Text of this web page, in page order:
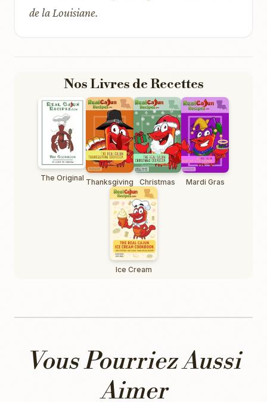
de la Louisiane.
Nos Livres de Recettes
The Original Thanksgiving Christmas Mardi Gras
Ice Cream
Vous Pourriez Aussi
Aimer